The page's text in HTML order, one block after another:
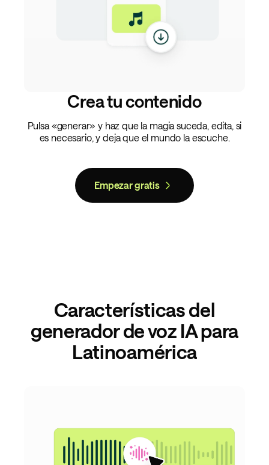
Crea tu contenido
Pulsa «generar» y haz que la magia suceda, edita, si
es necesario, y deja que el mundo la escuche.
Empezar gratis
Características del
generador de voz IA para
Latinoamérica